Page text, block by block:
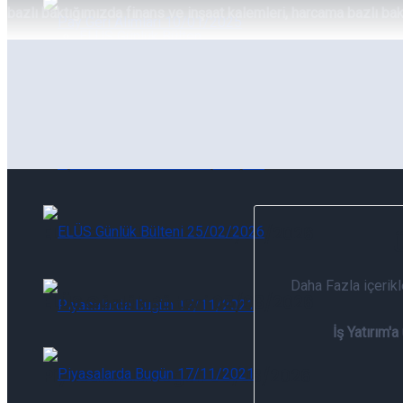
ELÜS Günlük Bülteni 05/08/2026
Piyasalarda Bugün 05/08/2026
ELÜS Günlük Bülten
ELÜS Günlük Bülteni 05/08/2026
bazlı baktığımızda finans ve inşaat kalemleri, harcama bazlı
Daha Fazla
İş